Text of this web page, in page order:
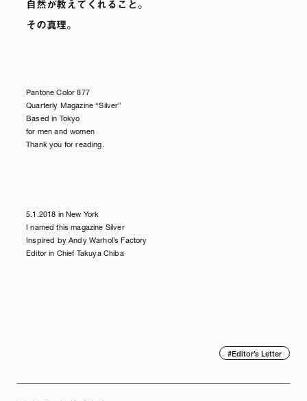
自然が教えてくれること。
その真理。
Pantone Color 877
Quarterly Magazine “Silver”
Based in Tokyo
for men and women
Thank you for reading.
5.1.2018 in New York
I named this magazine Silver
Inspired by Andy Warhol’s Factory
Editor in Chief Takuya Chiba
#Editor’s Letter